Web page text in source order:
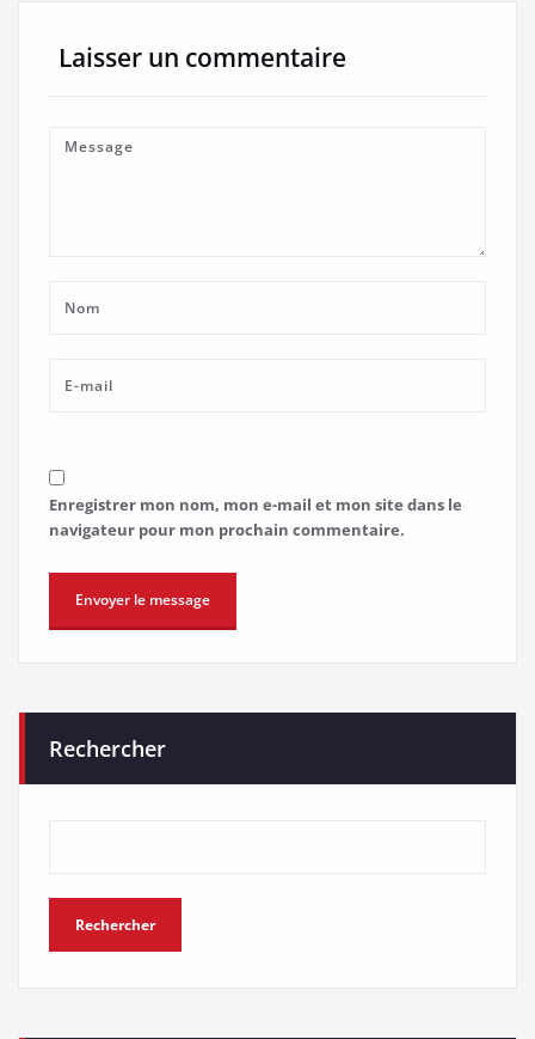
Laisser un commentaire
Enregistrer mon nom, mon e-mail et mon site dans le
navigateur pour mon prochain commentaire.
Rechercher
Rechercher